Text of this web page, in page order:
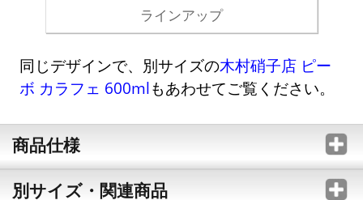
ラインアップ
同じデザインで、別サイズの木村硝子店 ピー
ボ カラフェ 600mlもあわせてご覧ください。
商品仕様
別サイズ・関連商品